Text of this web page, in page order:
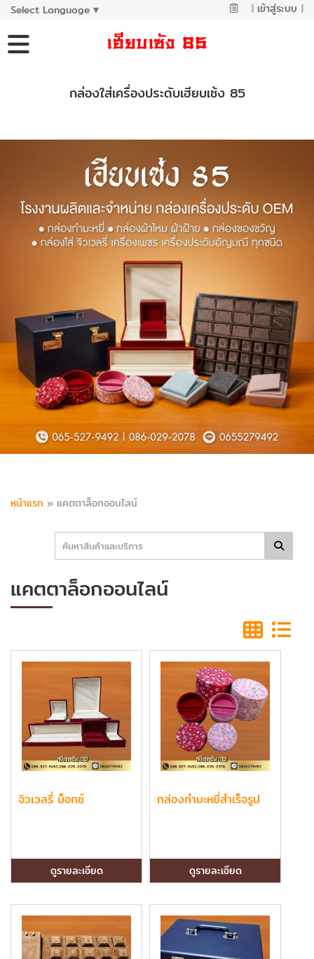
Select Language ▼ | เข้าสู่ระบบ |
กล่องใส่เครื่องประดับเฮียบเซ้ง 85
หน้าแรก » แคตตาล็อกออนไลน์
แคตตาล็อกออนไลน์
จิวเวลรี่ บ็อกซ์
ดูรายละเอียด
กล่องกำมะหยี่สำเร็จรูป
ดูรายละเอียด